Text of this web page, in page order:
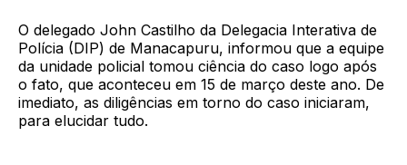
O delegado John Castilho da Delegacia Interativa de
Polícia (DIP) de Manacapuru, informou que a equipe
da unidade policial tomou ciência do caso logo após
o fato, que aconteceu em 15 de março deste ano. De
imediato, as diligências em torno do caso iniciaram,
para elucidar tudo.